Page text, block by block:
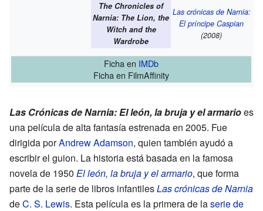
The Chronicles of
Narnia: The Lion, the
Witch and the
Wardrobe
Las crónicas de Narnia:
El príncipe Caspian
(2008)
Ficha en IMDb
Ficha en FilmAffinity
Las Crónicas de Narnia: El león, la bruja y el armarioes
una película de alta fantasía estrenada en 2005. Fue
dirigida porAndrew Adamson, quien también ayudó a
escribir el guion. La historia está basada en la famosa
novela de 1950 El león, la bruja y el armario, que forma
parte de la serie de libros infantilesLas crónicas de Narnia
deC. S. Lewis. Esta película es la primera de laserie de